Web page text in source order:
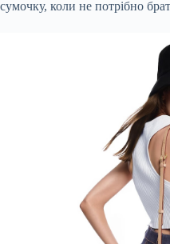
сумочку, коли не потрібно